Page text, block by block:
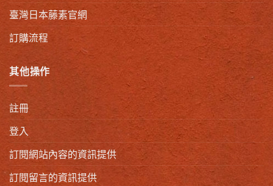
臺灣日本藤素官網
訂購流程
其他操作
註冊
登入
訂閱網站內容的資訊提供
訂閱留言的資訊提供